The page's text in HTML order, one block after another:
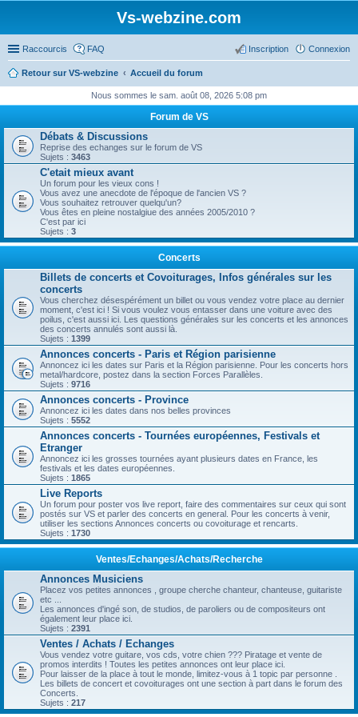
Vs-webzine.com
Raccourcis FAQ Connexion
Inscription
Retour sur VS-webzine Accueil du forum
Nous sommes le sam. août 08, 2026 5:08 pm
Forum de VS
Débats & Discussions
Reprise des echanges sur le forum de VS
Sujets : 3463
C'etait mieux avant
Un forum pour les vieux cons !
Vous avez une anecdote de l'époque de l'ancien VS ?
Vous souhaitez retrouver quelqu'un?
Vous êtes en pleine nostalgiue des années 2005/2010 ?
C'est par ici
Sujets : 3
Concerts
Billets de concerts et Covoiturages, Infos générales sur les
concerts
Vous cherchez désespérément un billet ou vous vendez votre place au dernier
moment, c'est ici ! Si vous voulez vous entasser dans une voiture avec des
poilus, c'est aussi ici. Les questions générales sur les concerts et les annonces
des concerts annulés sont aussi là.
Sujets : 1399
Annonces concerts - Paris et Région parisienne
Annoncez ici les dates sur Paris et la Région parisienne. Pour les concerts hors
metal/hardcore, postez dans la section Forces Parallèles.
Sujets : 9716
Annonces concerts - Province
Annoncez ici les dates dans nos belles provinces
Sujets : 5552
Annonces concerts - Tournées européennes, Festivals et
Etranger
Annoncez ici les grosses tournées ayant plusieurs dates en France, les
festivals et les dates européennes.
Sujets : 1865
Live Reports
Un forum pour poster vos live report, faire des commentaires sur ceux qui sont
postés sur VS et parler des concerts en general. Pour les concerts à venir,
utiliser les sections Annonces concerts ou covoiturage et rencarts.
Sujets : 1730
Ventes/Echanges/Achats/Recherche
Annonces Musiciens
Placez vos petites annonces , groupe cherche chanteur, chanteuse, guitariste
etc ...
Les annonces d'ingé son, de studios, de paroliers ou de compositeurs ont
également leur place ici.
Sujets : 2391
Ventes / Achats / Echanges
Vous vendez votre guitare, vos cds, votre chien ??? Piratage et vente de
promos interdits ! Toutes les petites annonces ont leur place ici.
Pour laisser de la place à tout le monde, limitez-vous à 1 topic par personne .
Les billets de concert et covoiturages ont une section à part dans le forum des
Concerts.
Sujets : 217